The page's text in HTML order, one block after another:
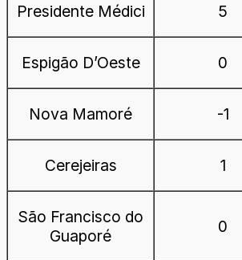
Presidente Médici 5
Espigão D’Oeste 0
Nova Mamoré -1
Cerejeiras 1
São Francisco do
Guaporé
0